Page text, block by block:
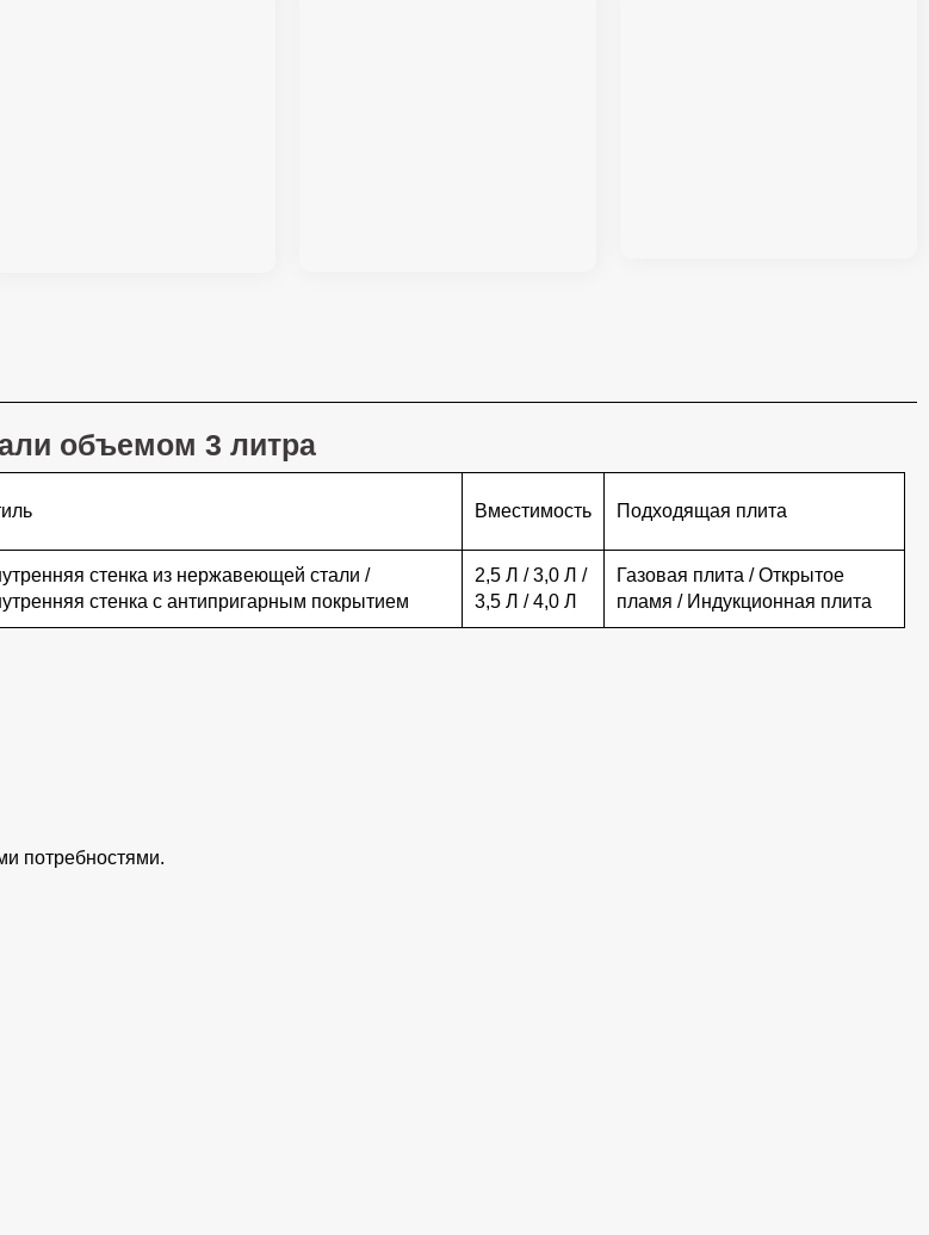
объемом 3 литра
Вместимость Подходящая плита
стенка из нержавеющей стали /
стенка с антипригарным покрытием
2,5 Л / 3,0 Л /
3,5 Л / 4,0 Л
Газовая плита / Открытое
пламя / Индукционная плита
потребностями.